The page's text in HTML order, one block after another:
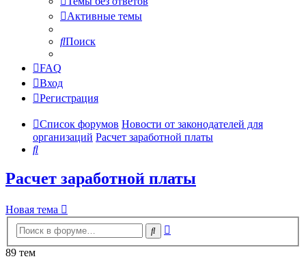
Активные темы
Поиск
FAQ
Вход
Регистрация
Список форумов Новости от законодателей для
организаций Расчет заработной платы
Поиск
Расчет заработной платы
Новая тема
Поиск
89 тем